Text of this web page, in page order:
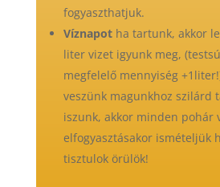
fogyaszthatjuk.
Víznapotha tartunk, akkor
liter vizet igyunk meg,
megfelelő mennyiség
veszünk magunkhoz szilárd
iszunk, akkor minden pohár
elfogyasztásakor ismételjük
tisztulok örülök!